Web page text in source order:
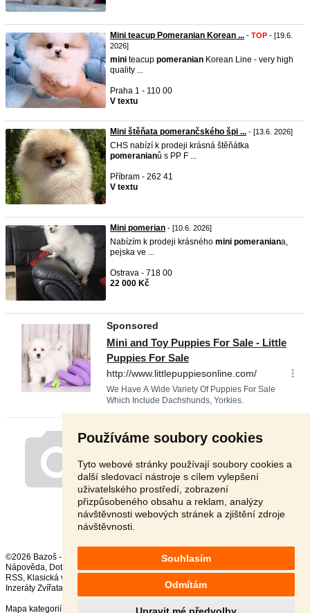
Používáme soubory cookies
Tyto webové stránky používají soubory cookies a
další sledovací nástroje s cílem vylepšení
uživatelského prostředí, zobrazení
přizpůsobeného obsahu a reklam, analýzy
návštěvnosti webových stránek a zjištění zdroje
návštěvnosti.
Souhlasím
Odmítám
Upravit mé předvolby
Mini teacup Pomeranian Korean ... - TOP - [19.6.
2026]
mini teacup pomeranian Korean Line - very high
quality ...
Praha 1 - 110 00
V textu
Mini štěňata pomerančského špi ... - [13.6. 2026]
CHS nabízí k prodeji krásná štěňátka
pomeranianů s PP F ...
Příbram - 262 41
V textu
Mini pomerian - [10.6. 2026]
Nabízím k prodeji krásného mini pomeraniana,
pejska ve ...
Ostrava - 718 00
22 000 Kč
©2026 Bazoš -
Nápověda, Dotazy ,
,
RSS,
Inzeráty Zvířata celkem:
, za 24 hodin:2339
Mapa kategorií Nejvyhledávanější výrazy